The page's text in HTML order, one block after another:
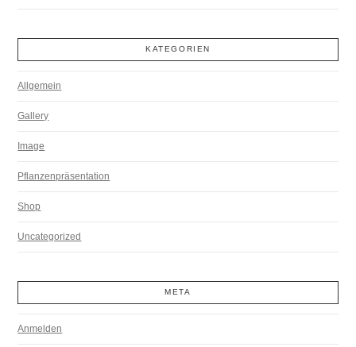
KATEGORIEN
Allgemein
Gallery
Image
Pflanzenpräsentation
Shop
Uncategorized
META
Anmelden